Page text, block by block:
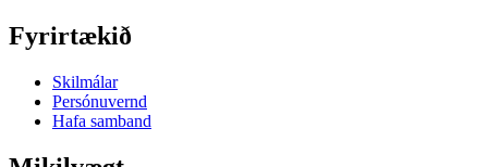
Fyrirtækið
Skilmálar
Persónuvernd
Hafa samband